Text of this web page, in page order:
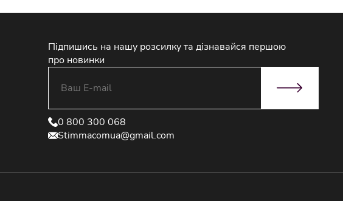
Підпишись на нашу розсилку та дізнавайся першою
про новинки
0 800 300 068
Stimmacomua@gmail.com